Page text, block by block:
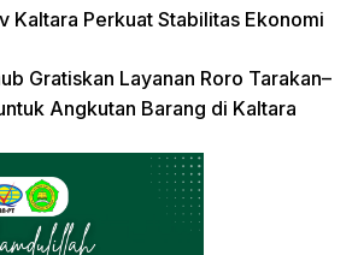
Kaltara Perkuat Stabilitas Ekonomi
Gratiskan Layanan Roro Tarakan–
Angkutan Barang di Kaltara